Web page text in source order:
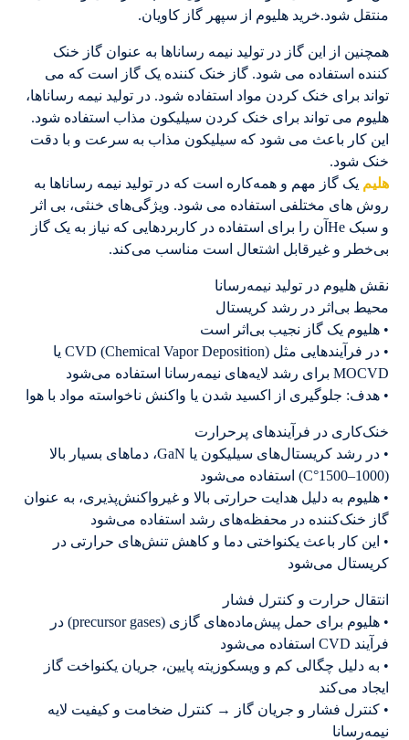
منتقل شود.خرید هلیوم از سپهر گاز کاویان.
همچنین از این گاز در تولید نیمه رساناها به عنوان گاز خنک
کننده استفاده می شود. گاز خنک کننده یک گاز است که می
تواند برای خنک کردن مواد استفاده شود. در تولید نیمه رساناها،
هلیوم می تواند برای خنک کردن سیلیکون مذاب استفاده شود.
این کار باعث می شود که سیلیکون مذاب به سرعت و با دقت
خنک شود.
هلیم یک گاز مهم و همه‌کاره است که در تولید نیمه رساناها به
روش های مختلفی استفاده می شود. ویژگی‌های خنثی، بی اثر
و سبک Heآن را برای استفاده در کاربردهایی که نیاز به یک گاز
بی‌خطر و غیرقابل اشتعال است مناسب می‌کند.
نقش هلیوم در تولید نیمه‌رسانا
محیط بی‌اثر در رشد کریستال
• هلیوم یک گاز نجیب بی‌اثر است
• در فرآیندهایی مثل CVD (Chemical Vapor Deposition) یا
MOCVD برای رشد لایه‌های نیمه‌رسانا استفاده می‌شود
• هدف: جلوگیری از اکسید شدن یا واکنش ناخواسته مواد با هوا
خنک‌کاری در فرآیندهای پرحرارت
• در رشد کریستال‌های سیلیکون یا GaN، دماهای بسیار بالا
(1000–1500°C) استفاده می‌شود
• هلیوم به دلیل هدایت حرارتی بالا و غیرواکنش‌پذیری، به عنوان
گاز خنک‌کننده در محفظه‌های رشد استفاده می‌شود
• این کار باعث یکنواختی دما و کاهش تنش‌های حرارتی در
کریستال می‌شود
انتقال حرارت و کنترل فشار
• هلیوم برای حمل پیش‌ماده‌های گازی (precursor gases) در
فرآیند CVD استفاده می‌شود
• به دلیل چگالی کم و ویسکوزیته پایین، جریان یکنواخت گاز
ایجاد می‌کند
• کنترل فشار و جریان گاز → کنترل ضخامت و کیفیت لایه
نیمه‌رسانا